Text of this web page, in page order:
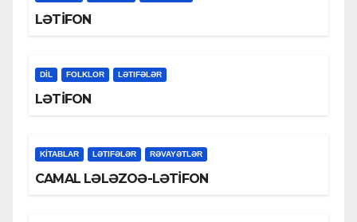
LƏTİFON
DİL FOLKLOR LƏTIFƏLƏR
LƏTİFON
KİTABLAR LƏTIFƏLƏR RƏVAYƏTLƏR
CAMAL LƏLƏZOƏ-LƏTİFON